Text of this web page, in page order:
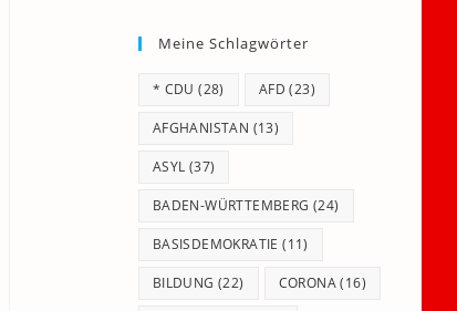
Meine Schlagwörter
* CDU (28) AFD (23)
AFGHANISTAN (13)
ASYL (37)
BADEN-WÜRTTEMBERG (24)
BASISDEMOKRATIE (11)
BILDUNG (22) CORONA(16)